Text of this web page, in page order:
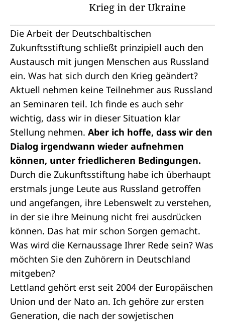
Krieg in der Ukraine
Die Arbeit der Deutschbaltischen
Zukunftsstiftung schließt prinzipiell auch den
Austausch mit jungen Menschen aus Russland
ein. Was hat sich durch den Krieg geändert?
Aktuell nehmen keine Teilnehmer aus Russland
an Seminaren teil. Ich finde es auch sehr
wichtig, dass wir in dieser Situation klar
Stellung nehmen. Aber ich hoffe, dass wir den
Dialog irgendwann wieder aufnehmen
können, unter friedlicheren Bedingungen.
Durch die Zukunftsstiftung habe ich überhaupt
erstmals junge Leute aus Russland getroffen
und angefangen, ihre Lebenswelt zu verstehen,
in der sie ihre Meinung nicht frei ausdrücken
können. Das hat mir schon Sorgen gemacht.
Was wird die Kernaussage Ihrer Rede sein? Was
möchten Sie den Zuhörern in Deutschland
mitgeben?
Lettland gehört erst seit 2004 der Europäischen
Union und der Nato an. Ich gehöre zur ersten
Generation, die nach der sowjetischen